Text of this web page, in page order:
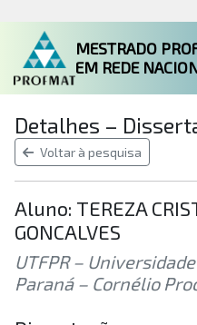
MESTRADO
EM REDE
Detalhes –
Voltar à pesquisa
Aluno: TEREZA
GONCALVES
UTFPR –
Paraná – Cornélio